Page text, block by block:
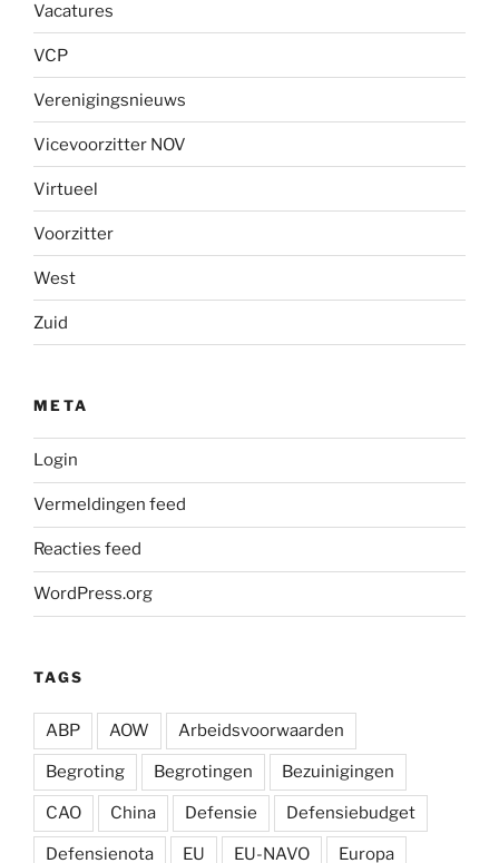
Vacatures
VCP
Verenigingsnieuws
Vicevoorzitter NOV
Virtueel
Voorzitter
West
Zuid
META
Login
Vermeldingen feed
Reacties feed
WordPress.org
TAGS
ABP AOW Arbeidsvoorwaarden
Begroting Begrotingen Bezuinigingen
CAO China Defensie Defensiebudget
Defensienota EU EU-NAVO Europa